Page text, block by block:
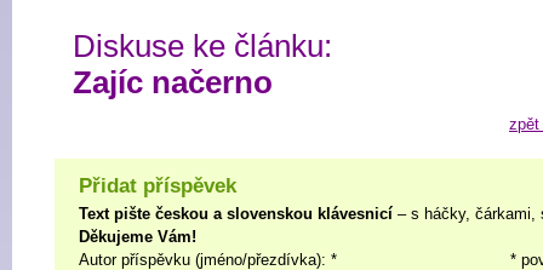
Diskuse ke článku:
Zajíc načerno
zpět
Přidat příspěvek
Text pište českou a slovenskou klávesnicí – s háčky, čárkami,
Děkujeme Vám!
*
Autor příspěvku (jméno/přezdívka): *